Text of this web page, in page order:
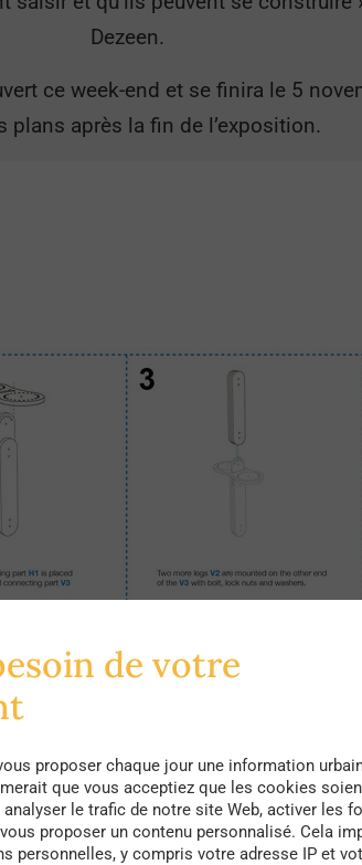
Dezeen.
ce week-end et se finira le 5
plans après la fin de l’exposition.
de votre
proposer chaque jour une information
que vous acceptiez que les cookies
le trafic de notre site Web, activer les
proposer un contenu personnalisé. Cela
personnelles, y compris votre adresse IP et